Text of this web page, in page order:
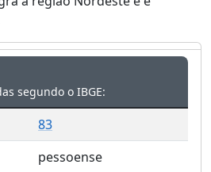
segundo o IBGE:
83
pessoense